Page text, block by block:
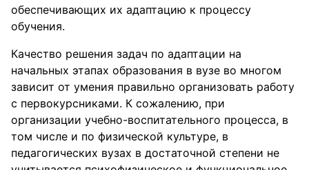
обеспечивающих их адаптацию к процессу
обучения.
Качество решения задач по адаптации на
начальных этапах образования в вузе во многом
зависит от умения правильно организовать работу
с первокурсниками. К сожалению, при
организации учебно-воспитательного процесса, в
том числе и по физической культуре, в
педагогических вузах в достаточной степени не